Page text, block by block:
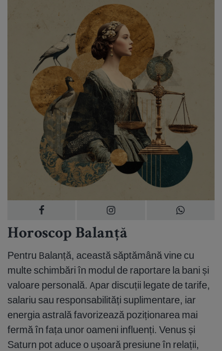
Horoscop Balanță
Pentru Balanță, această săptămână vine cu
multe schimbări în modul de raportare la bani și
valoare personală. Apar discuții legate de tarife,
salariu sau responsabilități suplimentare, iar
energia astrală favorizează poziționarea mai
fermă în fața unor oameni influenți. Venus și
Saturn pot aduce o ușoară presiune în relații,